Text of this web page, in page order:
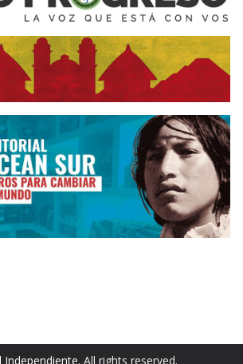
Independiente. All rights reserved.